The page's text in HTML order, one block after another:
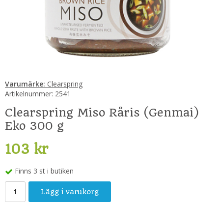
Varumärke: Clearspring
Artikelnummer: 2541
Clearspring Miso Råris (Genmai)
Eko 300 g
103 kr
Finns 3 st i butiken
Lägg i varukorg